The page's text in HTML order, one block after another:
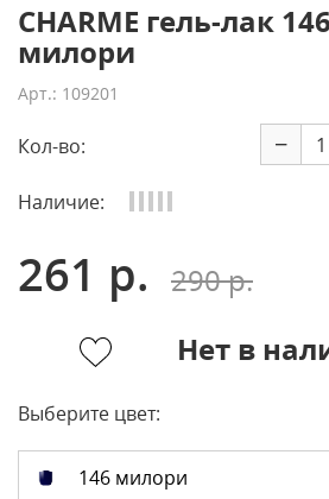
CHARME гель-лак 146
милори
Арт.: 109201
Кол-во: −
Наличие:
261 р.
290 р.
Нет в
Выберите цвет:
146 милори